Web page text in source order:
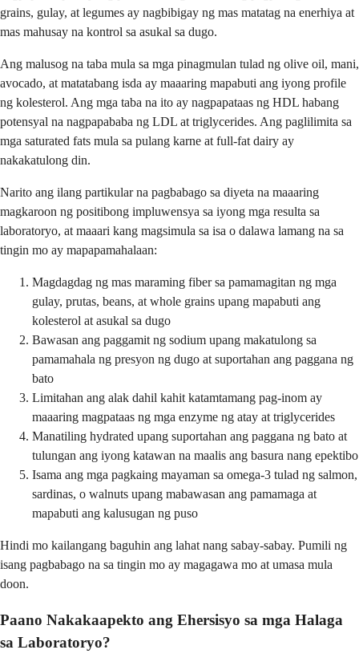
grains, gulay, at legumes ay nagbibigay ng mas matatag na enerhiya at
mas mahusay na kontrol sa asukal sa dugo.
Ang malusog na taba mula sa mga pinagmulan tulad ng olive oil, mani,
avocado, at matatabang isda ay maaaring mapabuti ang iyong profile
ng kolesterol. Ang mga taba na ito ay nagpapataas ng HDL habang
potensyal na nagpapababa ng LDL at triglycerides. Ang paglilimita sa
mga saturated fats mula sa pulang karne at full-fat dairy ay
nakakatulong din.
Narito ang ilang partikular na pagbabago sa diyeta na maaaring
magkaroon ng positibong impluwensya sa iyong mga resulta sa
laboratoryo, at maaari kang magsimula sa isa o dalawa lamang na sa
tingin mo ay mapapamahalaan:
Magdagdag ng mas maraming fiber sa pamamagitan ng mga
gulay, prutas, beans, at whole grains upang mapabuti ang
kolesterol at asukal sa dugo
Bawasan ang paggamit ng sodium upang makatulong sa
pamamahala ng presyon ng dugo at suportahan ang paggana ng
bato
Limitahan ang alak dahil kahit katamtamang pag-inom ay
maaaring magpataas ng mga enzyme ng atay at triglycerides
Manatiling hydrated upang suportahan ang paggana ng bato at
tulungan ang iyong katawan na maalis ang basura nang epektibo
Isama ang mga pagkaing mayaman sa omega-3 tulad ng salmon,
sardinas, o walnuts upang mabawasan ang pamamaga at
mapabuti ang kalusugan ng puso
Hindi mo kailangang baguhin ang lahat nang sabay-sabay. Pumili ng
isang pagbabago na sa tingin mo ay magagawa mo at umasa mula
doon.
Paano Nakakaapekto ang Ehersisyo sa mga Halaga
sa Laboratoryo?